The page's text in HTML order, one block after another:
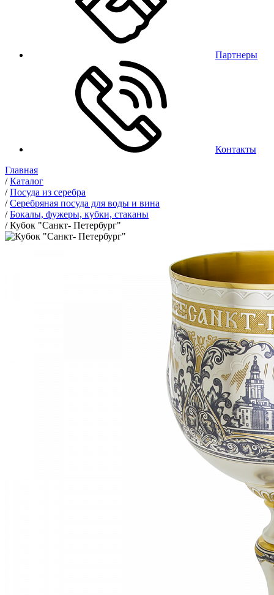
Партнеры
Контакты
Главная
/Каталог
/Посуда из серебра
/Серебряная посуда для воды и вина
/Бокалы, фужеры, кубки, стаканы
/Кубок "Санкт- Петербург"